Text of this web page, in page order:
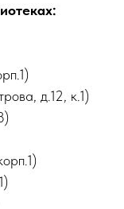
д.12, к.1)